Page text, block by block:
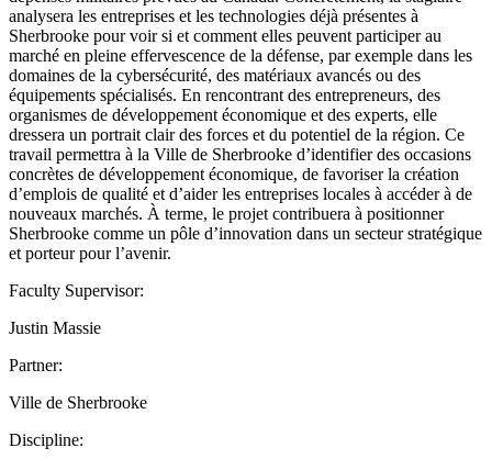
analysera les entreprises et les technologies déjà présentes à
Sherbrooke pour voir si et comment elles peuvent participer au
marché en pleine effervescence de la défense, par exemple dans les
domaines de la cybersécurité, des matériaux avancés ou des
équipements spécialisés. En rencontrant des entrepreneurs, des
organismes de développement économique et des experts, elle
dressera un portrait clair des forces et du potentiel de la région. Ce
travail permettra à la Ville de Sherbrooke d’identifier des occasions
concrètes de développement économique, de favoriser la création
d’emplois de qualité et d’aider les entreprises locales à accéder à de
nouveaux marchés. À terme, le projet contribuera à positionner
Sherbrooke comme un pôle d’innovation dans un secteur stratégique
et porteur pour l’avenir.
Faculty Supervisor:
Justin Massie
Partner:
Ville de Sherbrooke
Discipline: